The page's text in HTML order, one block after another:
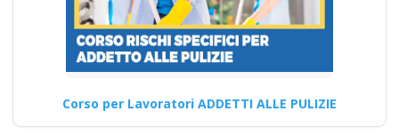
Quali sono i principali criteri di
valutazione della
soddisfazione dei partecipanti
ai…
Corso per Lavoratori ADDETTI ALLE PULIZIE